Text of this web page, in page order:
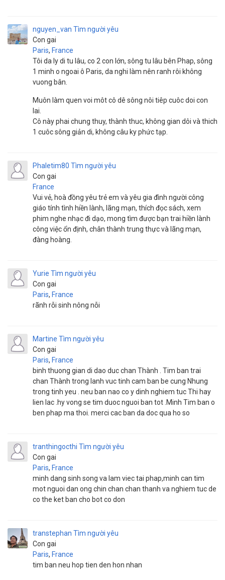
nguyen_van
Con gai
Paris, France
Tìm người yêu
Tôi da ly di tu lâu, co 2 con lớn, sông tu lâu bên Phap, sông
1 minh o ngoai ô Paris, da nghi làm nên ranh rôi không
vuong bân.
Muôn làm quen voi môt cô dê sông nôi tiêp cuôc doi con
lai.
Cô này phai chung thuy, thành thuc, không gian dôi và thich
1 cuôc sông giản di, không câu ky phức tạp.
Phaletim80
Con gai
France
Tìm người yêu
Vui vẻ, hoà đồng yêu trẻ em và yêu gia đình người công
giáo tính tình hiền lành, lãng mạn, thích đọc sách, xem
phim nghe nhạc đi dạo, mong tìm được bạn trai hiền lành
công việc ổn định, chân thành trung thực và lãng mạn,
đàng hoàng.
Yurie
Con gai
Paris, France
Tìm người yêu
rãnh rỗi sinh nông nỗi
Martine
Con gai
Paris, France
Tìm người yêu
binh thuong gian di dao duc chan Thành . Tim ban trai
chan Thành trong lanh vuc tinh cam ban be cung Nhung
trong tinh yeu . neu ban nao co y dinh nghiem tuc Thi hay
lien lac .hy vong se tim duoc nguoi ban tot .Minh Tim ban o
ben phap ma thoi. merci cac ban da doc qua ho so
tranthingocthi
Con gai
Paris, France
Tìm người yêu
minh dang sinh song va lam viec tai phap,minh can tim
mot nguoi dan ong chin chan chan thanh va nghiem tuc de
co the ket ban cho bot co don
transtephan
Con gai
Paris, France
Tìm người yêu
tim ban neu hop tien den hon nhan